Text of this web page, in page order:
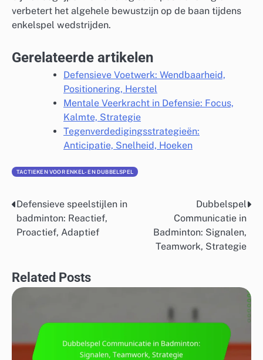
verbetert het algehele bewustzijn op de baan tijdens
enkelspel wedstrijden.
Gerelateerde artikelen
Defensieve Voetwerk: Wendbaarheid,
Positionering, Herstel
Mentale Veerkracht in Defensie: Focus,
Kalmte, Strategie
Tegenverdedigingsstrategieën:
Anticipatie, Snelheid, Hoeken
TACTIEKEN VOOR ENKEL- EN DUBBELSPEL
Post
navigation
Defensieve speelstijlen in
badminton: Reactief,
Proactief, Adaptief
Dubbelspel
Communicatie in
Badminton: Signalen,
Teamwork, Strategie
Related Posts